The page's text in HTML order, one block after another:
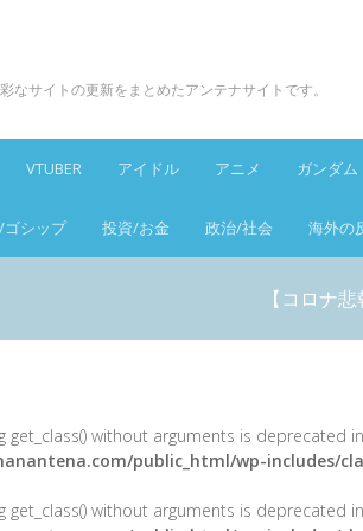
なサイトの更新をまとめたアンテナサイトです。
VTUBER アイドル アニメ ガンダム
シップ 投資/お金 政治/社会 海外の
【コロナ
get_class() without arguments is deprecated in
public_html/wp-includes/
get_class() without arguments is deprecated in